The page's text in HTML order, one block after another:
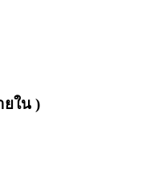
ใน )